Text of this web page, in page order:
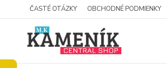
ČASTÉ OTÁZKY OBCHODNÉ PODMIENKY